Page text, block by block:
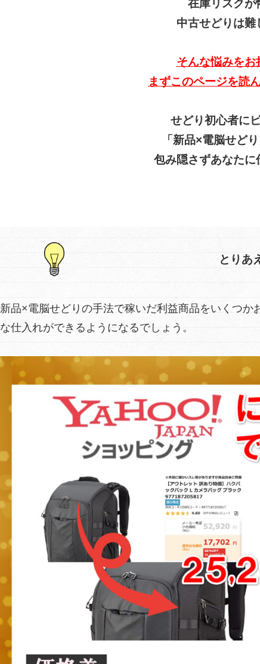
在庫リスク
中古せどりは
そんな悩みをお
まずこのページを読
せどり初心者に
「新品×電脳せど
包み隠さずあなたに
とりあ
新品×電脳せどりの手法で稼いだ利益商品をいくつ
な仕入れができるようになるでしょう。